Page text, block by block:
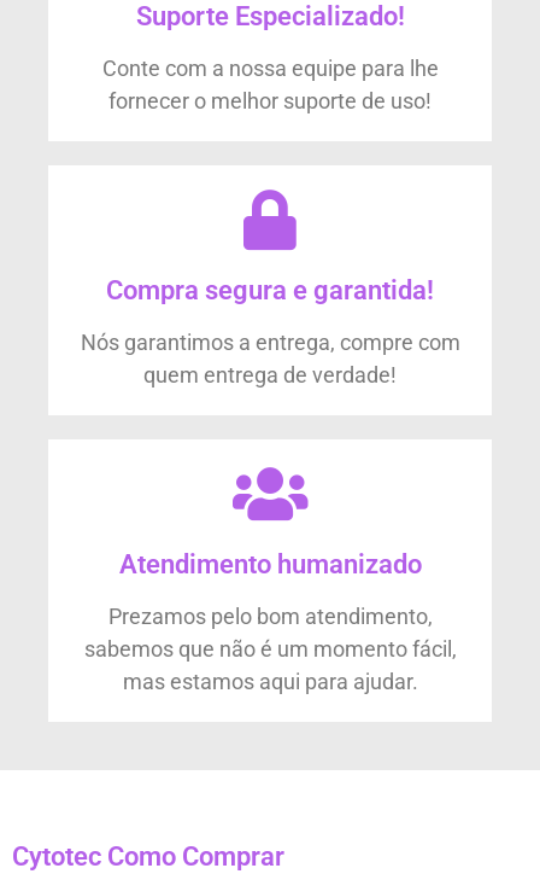
Suporte Especializado!
Conte com a nossa equipe para lhe
fornecer o melhor suporte de uso!
Compra segura e garantida!
Nós garantimos a entrega, compre com
quem entrega de verdade!
Atendimento humanizado
Prezamos pelo bom atendimento,
sabemos que não é um momento fácil,
mas estamos aqui para ajudar.
Cytotec Como Comprar